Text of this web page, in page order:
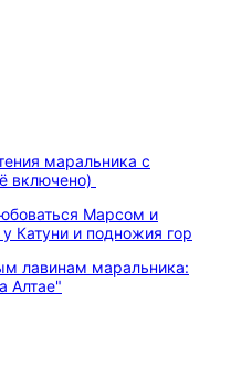
маральника с
включено)
Марсом и
Катуни и подножия гор